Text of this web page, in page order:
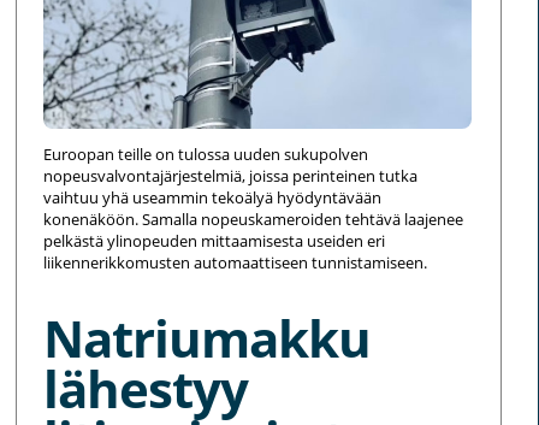
Euroopan teille on tulossa uuden sukupolven
nopeusvalvontajärjestelmiä, joissa perinteinen tutka
vaihtuu yhä useammin tekoälyä hyödyntävään
konenäköön. Samalla nopeuskameroiden tehtävä laajenee
pelkästä ylinopeuden mittaamisesta useiden eri
liikennerikkomusten automaattiseen tunnistamiseen.
Natriumakku
lähestyy